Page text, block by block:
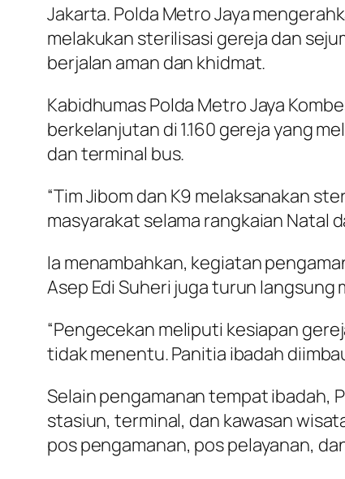
Jakarta. Polda Metro Jaya
melakukan sterilisasi gereja dan
berjalan aman dan khidmat.
Kabidhumas Polda Metro Jaya
berkelanjutan di 1.160 gereja yang
dan terminal bus.
“Tim Jibom dan K9 melaksanakan
masyarakat selama rangkaian Natal
Ia menambahkan, kegiatan
Asep Edi Suheri juga turun
“Pengecekan meliputi kesiapan
tidak menentu. Panitia ibadah
Selain pengamanan tempat ibadah,
stasiun, terminal, dan kawasan
pos pengamanan, pos pelayanan,